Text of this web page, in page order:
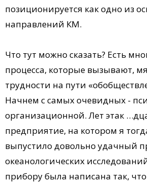
позиционируется как одно из
направлений КМ.
Что тут можно сказать? Есть
процесса, которые вызывают,
трудности на пути
Начнем с самых очевидных -
организационной. Лет этак
предприятие, на котором я
выпустило довольно удачный
океанологических
прибору была написана так,